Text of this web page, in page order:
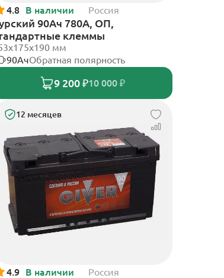
4.8 В наличии Россия
90Ач 780А, ОП,
клеммы
мм
90АчОбратная полярность
9 200 ₽10 000 ₽
12 месяцев
4.9 В наличии Россия